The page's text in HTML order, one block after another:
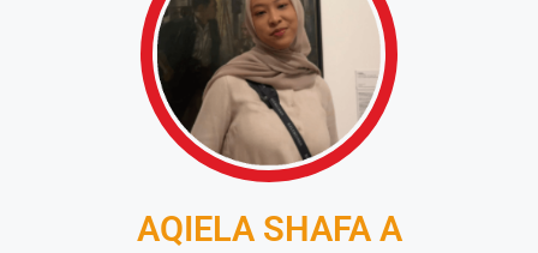
AQIELA SHAFA A